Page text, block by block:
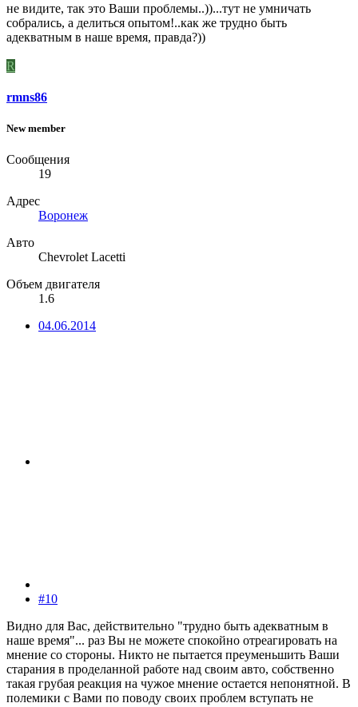
не видите, так это Ваши проблемы..))...тут не умничать
собрались, а делиться опытом!..как же трудно быть
адекватным в наше время, правда?))
R
rmns86
New member
Сообщения
19
Адрес
Воронеж
Авто
Chevrolet Lacetti
Объем двигателя
1.6
04.06.2014
#10
Видно для Вас, действительно "трудно быть адекватным в
наше время"... раз Вы не можете спокойно отреагировать на
мнение со стороны. Никто не пытается преуменьшить Ваши
старания в проделанной работе над своим авто, собственно
такая грубая реакция на чужое мнение остается непонятной. В
полемики с Вами по поводу своих проблем вступать не